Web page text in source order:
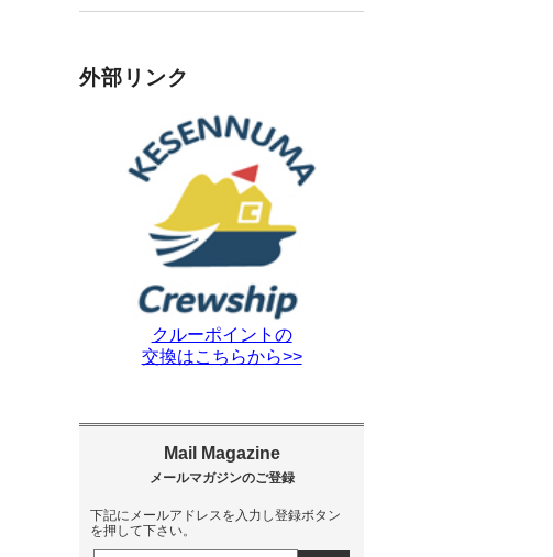
外部リンク
クルーポイントの
交換はこちらから>>
下記にメールアドレスを入力し登録ボタン
を押して下さい。